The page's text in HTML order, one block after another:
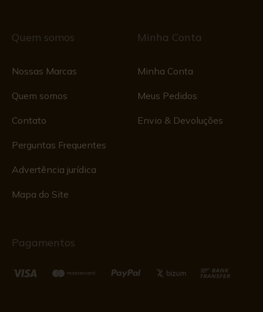
Quem somos
Nossas Marcas
Quem somos
Contato
Perguntas Frequentes
Advertência jurídica
Mapa do Site
Minha Conta
Minha Conta
Meus Pedidos
Envio & Devoluções
Pagamentos